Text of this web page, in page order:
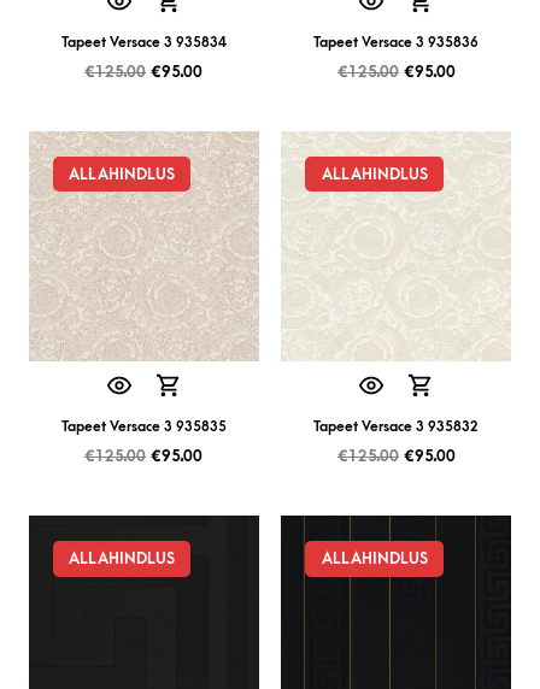
Tapeet Versace 3 935834
€125.00 €95.00
Tapeet Versace 3 935836
€125.00 €95.00
ALLAHINDLUS
Tapeet Versace 3 935835
€125.00 €95.00
ALLAHINDLUS
Tapeet Versace 3 935832
€125.00 €95.00
ALLAHINDLUS ALLAHINDLUS